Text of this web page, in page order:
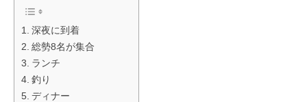
深夜に到着
総勢8名が集合
ランチ
釣り
ディナー